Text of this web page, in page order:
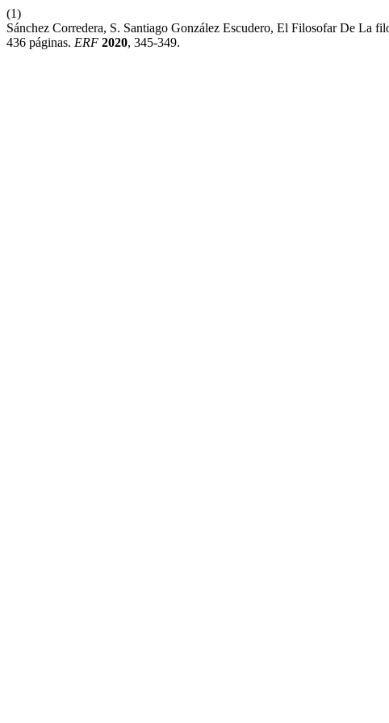
(1)
Sánchez Corredera, S. Santiago González Escudero, El Filosofar De La
436 páginas. ERF 2020, 345-349.